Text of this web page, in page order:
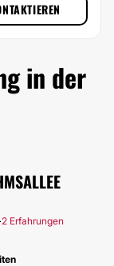
in der
·2 Erfahrungen